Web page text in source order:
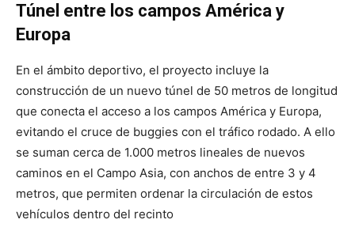
Túnel entre los campos América y
Europa
En el ámbito deportivo, el proyecto incluye la
construcción de un nuevo túnel de 50 metros de longitud
que conecta el acceso a los campos América y Europa,
evitando el cruce de buggies con el tráfico rodado. A ello
se suman cerca de 1.000 metros lineales de nuevos
caminos en el Campo Asia, con anchos de entre 3 y 4
metros, que permiten ordenar la circulación de estos
vehículos dentro del recinto